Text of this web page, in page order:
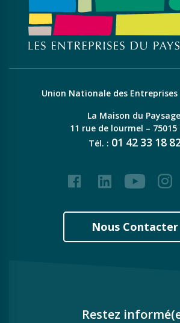
Union Nationale des Entreprises
La Maison du
11 rue de lourmel – 75015
Tél. : 01 42 33 18
FacebookLinkedInYoutube
Nous Contacter
Restez